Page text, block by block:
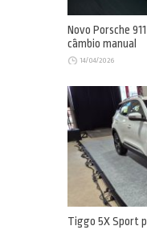
Novo Porsche
câmbio manual
14/04/2026
Tiggo 5X Sport